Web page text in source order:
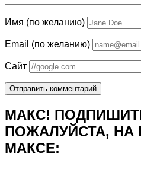
Имя (по желанию)
Email (по желанию)
Сайт
МАКС!
ПОЖАЛУЙСТА, НА
МАКСЕ: